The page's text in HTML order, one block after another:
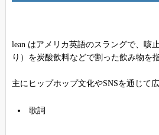
lean はアメリカ英語のスラングで、咳
り）を炭酸飲料などで割った飲み物を
主にヒップホップ文化やSNSを通じて広
歌詞